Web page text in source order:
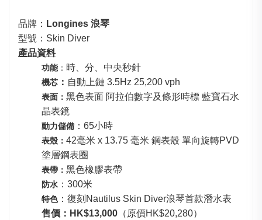
品牌： Longines 浪琴
型號：Skin Diver
產品資料
功能： 時、分、中央秒針
機芯 ： 自動上鏈 3.5Hz 25,200 vph
表面： 黑色表面 阿拉伯數字及條形時標 藍寶石水
晶表鏡
動力儲備 ：65小時
表殼： 42毫米 x 13.75 毫米 鋼表殼 單向旋轉PVD
塗層鋼表圈
表帶： 黑色橡膠表帶
防水 ：300米
特色：復刻Nautilus Skin Diver浪琴首款潛水表
售價：HK$13,000 （原價HK$20,280）